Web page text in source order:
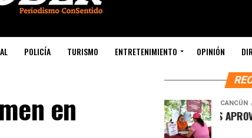
POLICÍA TURISMO ENTRETENIMIENTO OPINIÓN
en CANCÚN
CANCUNENSES